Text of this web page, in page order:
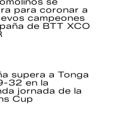
para coronar a
campeones
de BTT XCO
supera a Tonga
32 en la
jornada de la
Cup